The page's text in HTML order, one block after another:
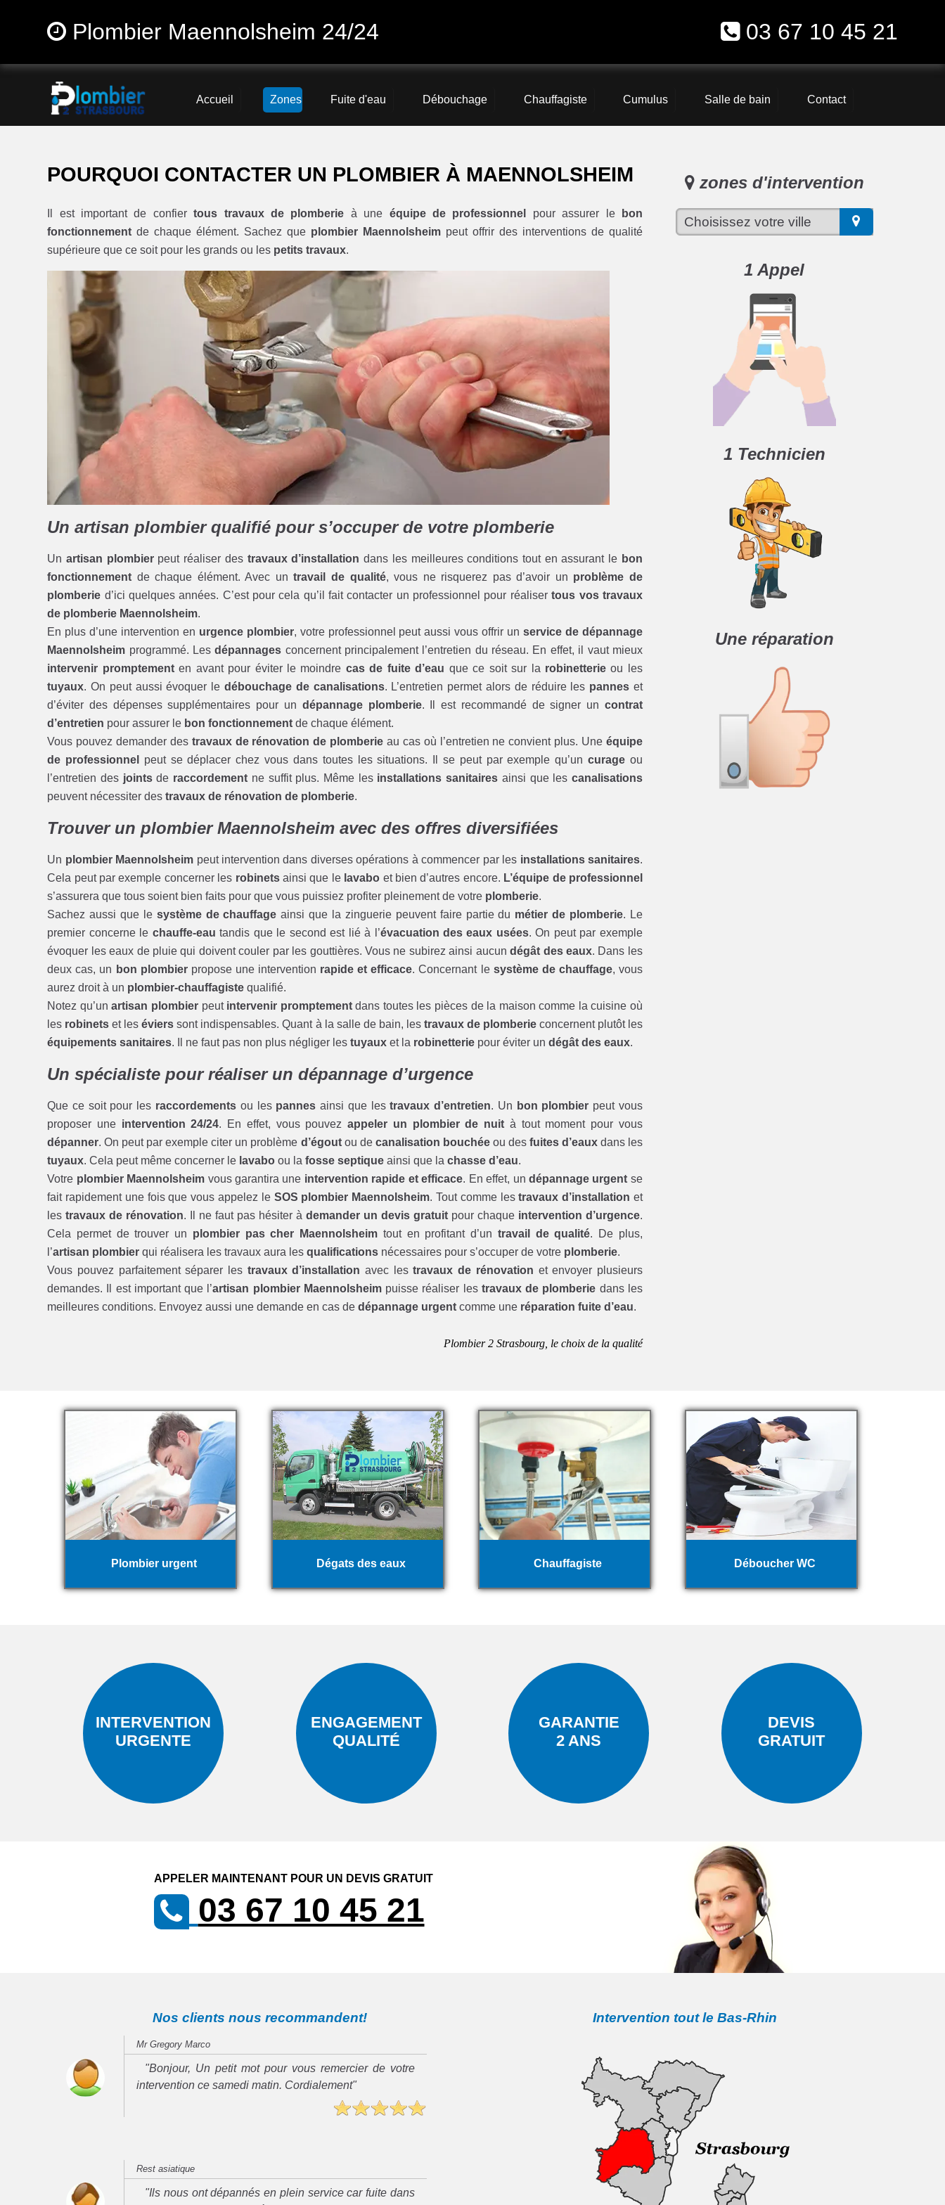
Plombier Maennolsheim 24/24 03 67 10 45 21
Accueil Zones Fuite d'eau Débouchage Chauffagiste Cumulus Salle de bain Contact
POURQUOI CONTACTER UN PLOMBIER À MAENNOLSHEIM
Il est important de confiertous travaux de plomberie à une équipe de professionnel pour assurer le
bon
fonctionnement de chaque élément. Sachez que plombier Maennolsheim peut offrir des interventions de qualité
supérieure que ce soit pour les grands ou les petits travaux.
Un artisan plombier qualifié pour s’occuper de votre plomberie
Un artisan plombierpeut réaliser des travaux d’installation dans les meilleures conditions tout en assurant le bon
fonctionnement de chaque élément. Avec untravail de qualité, vous ne risquerez pas d’avoir un problème de
plomberie d’ici quelques années. C’est pour cela qu’il fait contacter un professionnel pour réalisertous vos travaux
de plomberie Maennolsheim.
En plus d’une intervention en urgence plombier, votre professionnel peut aussi vous offrir unservice de dépannage
Maennolsheim programmé. Lesdépannages concernent principalement l’entretien du réseau. En effet, il vaut mieux
intervenir promptementen avant pour éviter le moindre cas de fuite d’eau que ce soit sur la robinetterie ou les
tuyaux. On peut aussi évoquer le débouchage de canalisations. L’entretien permet alors de réduire les pannes et
d’éviter des dépenses supplémentaires pour un dépannage plomberie. Il est recommandé de signer un contrat
d’entretien pour assurer le bon fonctionnement de chaque élément.
Vous pouvez demander des travaux de rénovation de plomberie au cas où l’entretien ne convient plus. Une équipe
de professionnel
peut se déplacer chez vous dans toutes les situations. Il se peut par exemple qu’uncurage ou
l’entretien des jointsde raccordement ne suffit plus. Même les installations sanitaires ainsi que les canalisations
peuvent nécessiter destravaux de rénovation de plomberie.
Trouver un plombier Maennolsheim avec des offres diversifiées
Un plombier Maennolsheim peut intervention dans diverses opérations à commencer par les installations sanitaires.
Cela peut par exemple concerner les robinetsainsi que le lavabo et bien d’autres encore. L’équipe de professionnel
s’assurera que tous soient bien faits pour que vous puissiez profiter pleinement de votre plomberie.
Sachez aussi que le système de chauffage ainsi que la zinguerie peuvent faire partie du métier de plomberie. Le
premier concerne le chauffe-eau tandis que le second est lié à l’évacuation des eaux usées. On peut par exemple
évoquer les eaux de pluie qui doivent couler par les gouttières. Vous ne subirez ainsi aucundégât des eaux. Dans les
deux cas, un bon plombierpropose une intervention rapide et efficace. Concernant le système de chauffage, vous
aurez droit à un plombier-chauffagiste qualifié.
Notez qu’unartisan plombierpeut intervenir promptementdans toutes les pièces de la maison comme la cuisine où
les robinets et leséviers sont indispensables. Quant à la salle de bain, les travaux de plomberieconcernent plutôt les
équipements sanitaires. Il ne faut pas non plus négliger lestuyaux et la robinetterie pour éviter undégât des eaux.
Un spécialiste pour réaliser un dépannage d’urgence
Que ce soit pour les raccordements ou les pannes ainsi que lestravaux d’entretien. Un bon plombier peut vous
proposer une intervention 24/24. En effet, vous pouvezappeler un plombier de nuit à tout moment pour vous
dépanner. On peut par exemple citer un problème d’égoutou de canalisation bouchéeou des fuites d’eauxdans les
tuyaux. Cela peut même concerner le lavabo ou lafosse septique ainsi que lachasse d’eau.
Votre plombier Maennolsheim vous garantira une intervention rapide et efficace. En effet, undépannage urgent se
fait rapidement une fois que vous appelez le SOS plombier Maennolsheim. Tout comme lestravaux d’installation et
lestravaux de rénovation. Il ne faut pas hésiter àdemander un devis gratuit pour chaque intervention d’urgence.
Cela permet de trouver un plombier pas cher Maennolsheim tout en profitant d’un travail de qualité. De plus,
l’artisan plombier qui réalisera les travaux aura lesqualifications nécessaires pour s’occuper de votre plomberie.
Vous pouvez parfaitement séparer les travaux d’installation avec lestravaux de rénovation et envoyer plusieurs
demandes. Il est important que l’artisan plombier Maennolsheimpuisse réaliser les travaux de plomberie dans les
meilleures conditions. Envoyez aussi une demande en cas dedépannage urgent comme une réparation fuite d’eau.
Plombier 2 Strasbourg, le choix de la qualité
zones d'intervention
1 Appel
1 Technicien
Une réparation
Plombier urgent Dégats des eaux Chauffagiste Déboucher WC
INTERVENTION
URGENTE
ENGAGEMENT
QUALITÉ
GARANTIE
2 ANS
DEVIS
GRATUIT
APPELER MAINTENANT POUR UN DEVIS GRATUIT
03 67 10 45 21
Nos clients nous recommandent!
Mr Gregory Marco
"Bonjour, Un petit mot pour vous remercier de votre
intervention ce samedi matin. Cordialement"
Rest asiatique
"Ils nous ont dépannés en plein service car fuite dans
Intervention tout le Bas-Rhin